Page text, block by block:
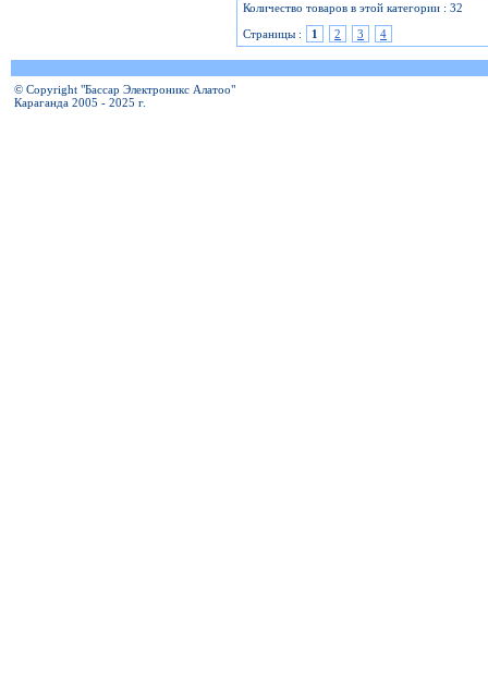
Количество товаров в этой категории : 32
Страницы :
1 2 3 4
© Copyright "Бассар Электроникс Алатоо"
Караганда 2005 - 2025 г.